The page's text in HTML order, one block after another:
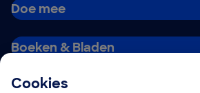
Cookies
Doe mee
Boeken & Bladen